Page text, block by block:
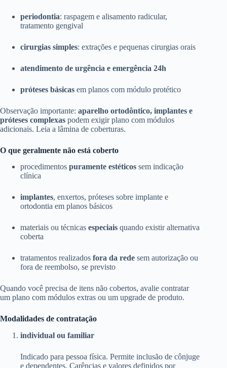
periodontia: raspagem e alisamento radicular,
tratamento gengival
cirurgias simples: extrações e pequenas cirurgias orais
atendimento de urgência e emergência 24h
próteses básicas em planos com módulo protético
Observação importante: aparelho ortodôntico, implantes e
próteses complexas podem exigir plano com módulos
adicionais. Leia a lâmina de coberturas.
O que geralmente não está coberto
procedimentos puramente estéticos sem indicação
clínica
implantes, enxertos, próteses sobre implante e
ortodontia em planos básicos
materiais ou técnicas especiais quando existir alternativa
coberta
tratamentos realizados fora da rede sem autorização ou
fora de reembolso, se previsto
Quando você precisa de itens não cobertos, avalie contratar
um plano com módulos extras ou um upgrade de produto.
Modalidades de contratação
individual ou familiar
Indicado para pessoa física. Permite inclusão de cônjuge
e dependentes. Carências e valores definidos por